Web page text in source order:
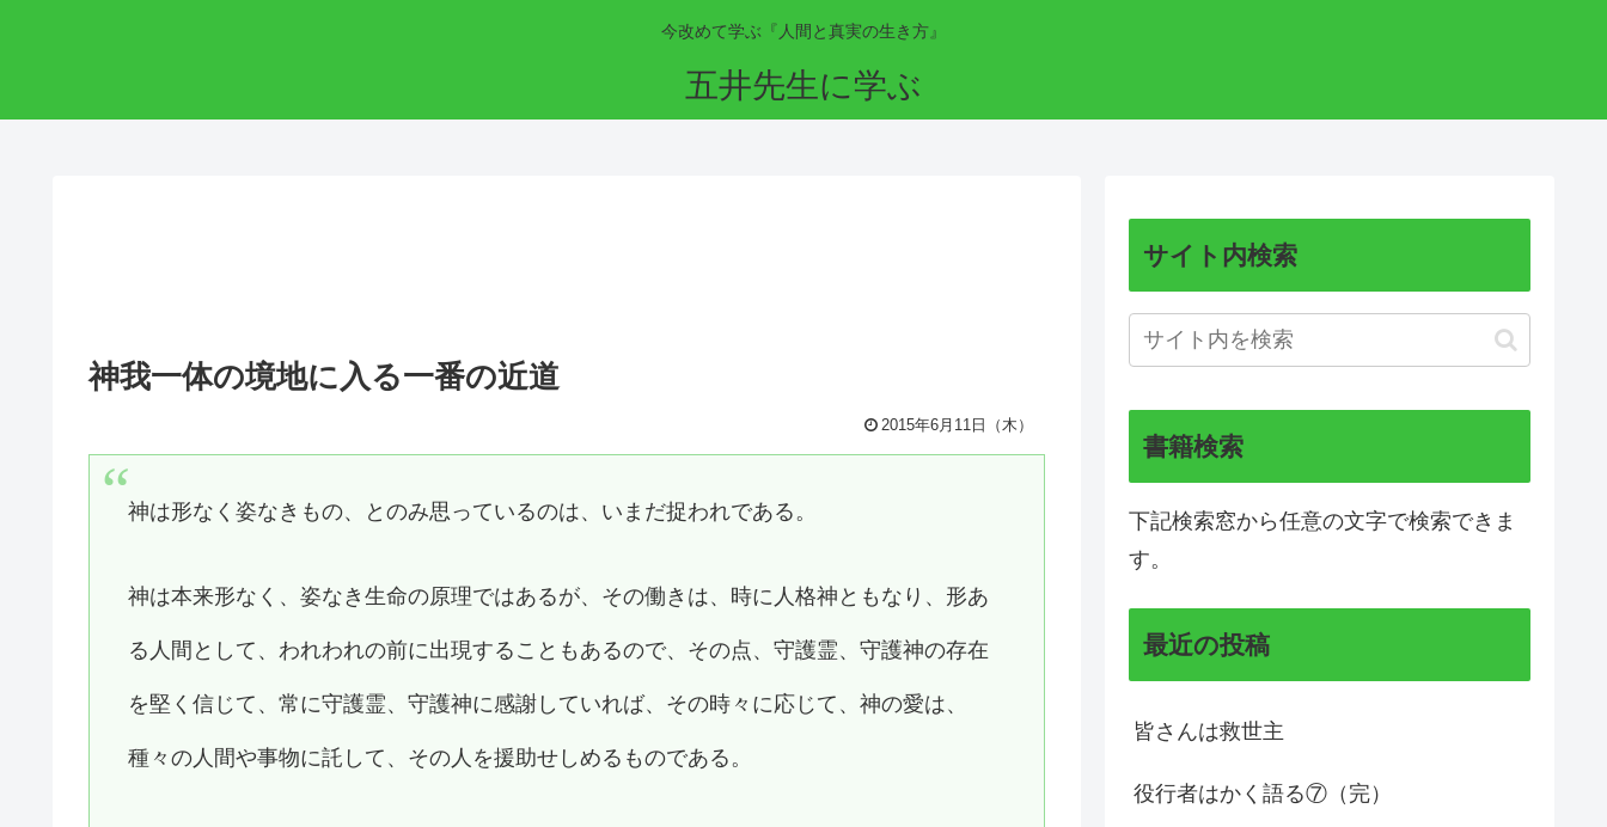
今改めて学ぶ『人間と真実の生き方』
五井先生に学ぶ
神我一体の境地に入る一番の近道
2015年6月11日（木）
神は形なく姿なきもの、とのみ思っているのは、いまだ捉われである。
神は本来形なく、姿なき生命の原理ではあるが、その働きは、時に人格神ともなり、形あ
る人間として、われわれの前に出現することもあるので、その点、守護霊、守護神の存在
を堅く信じて、常に守護霊、守護神に感謝していれば、その時々に応じて、神の愛は、
種々の人間や事物に託して、その人を援助せしめるものである。
サイト内検索
書籍検索
下記検索窓から任意の文字で検索できま
す。
最近の投稿
皆さんは救世主
役行者はかく語る⑦（完）